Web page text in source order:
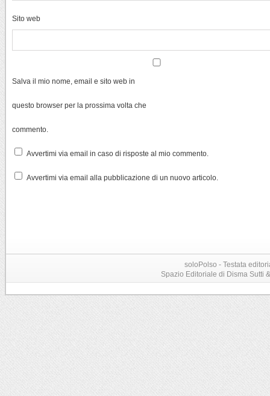
Sito web
Salva il mio nome, email e sito web in
questo browser per la prossima volta che
commento.
Avvertimi via email in caso di risposte al mio commento.
Avvertimi via email alla pubblicazione di un nuovo articolo.
soloPolso - Testata
Spazio Editoriale di Disma Sutti